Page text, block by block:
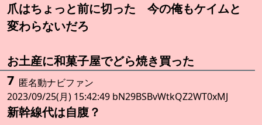
爪はちょっと前に切った 今の俺もケイムと
変わらないだろ
お土産に和菓子屋でどら焼き買った
7 匿名動ナビファン
2023/09/25(月) 15:42:49 bN29BSBvWtkQZ2WT0xMJ
新幹線代は自腹？